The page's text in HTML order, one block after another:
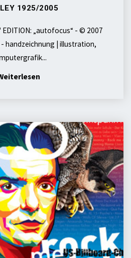
1925/2005
„autofocus“ - © 2007
handzeichnung | illustration,
"bentley